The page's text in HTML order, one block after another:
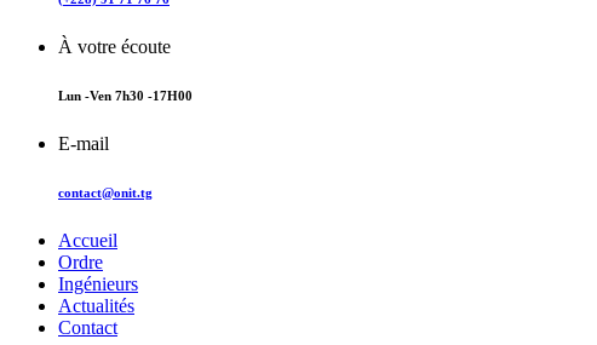
À votre écoute
Lun -Ven 7h30 -17H00
E-mail
contact@onit.tg
Accueil
Ordre
Ingénieurs
Actualités
Contact